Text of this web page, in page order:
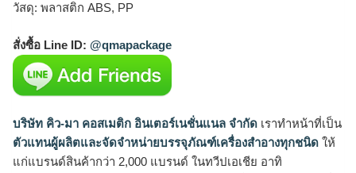
วัสดุ: พลาสติก ABS, PP
สั่งซื้อ Line ID: @qmapackage
บริษัท คิว-มา คอสเมติก อินเตอร์เนชั่นแนล จำกัด เราทำหน้าที่เป็น
ตัวแทนผู้ผลิตและจัดจำหน่ายบรรจุภัณฑ์เครื่องสำอางทุกชนิด ให้
แก่แบรนด์สินค้ากว่า 2,000 แบรนด์ ในทวีปเอเชีย อาทิ